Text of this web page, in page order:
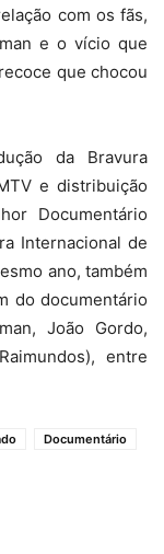
com os fãs,
e o vício que
que chocou
da Bravura
e distribuição
Documentário
Internacional de
ano, também
do documentário
João Gordo,
entre
Documentário